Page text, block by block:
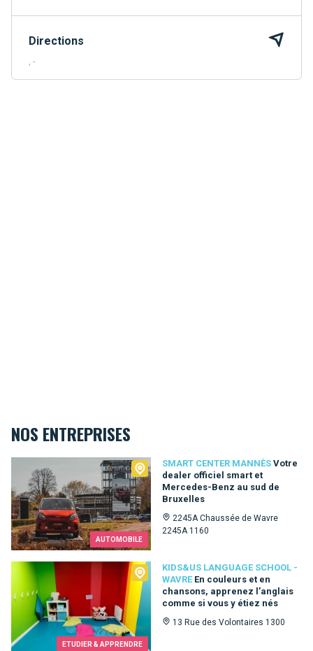
Directions
, -
NOS ENTREPRISES
AUTOMOBILE
SMART CENTER MANNÈS Votre
dealer officiel smart et
Mercedes-Benz au sud de
Bruxelles
2245A Chaussée de Wavre
2245A 1160
Smart Center Mannès
ETUDIER & APPRENDRE
KIDS&US LANGUAGE SCHOOL -
WAVRE En couleurs et en
chansons, apprenez l’anglais
comme si vous y étiez nés
13 Rue des Volontaires 1300
Kids&Us language school - Wavre